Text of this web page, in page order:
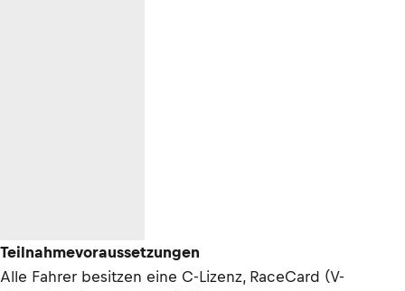
Teilnahmevoraussetzungen
Alle Fahrer besitzen eine C-Lizenz, RaceCard (V-